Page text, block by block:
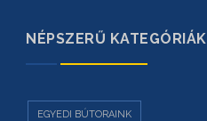
NÉPSZERŰ KATEGÓRIÁK
EGYEDI BÚTORAINK